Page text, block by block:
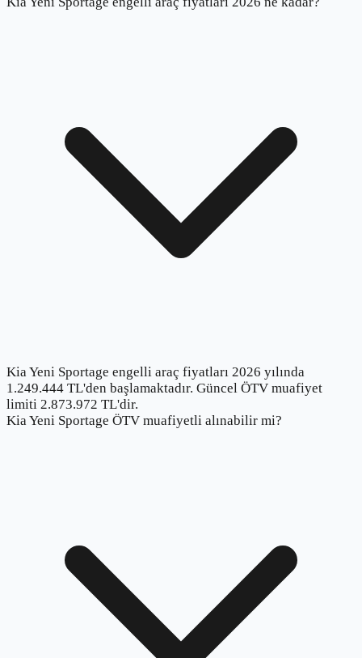
Kia Yeni Sportage engelli araç fiyatları 2026 yılında
1.249.444 TL'den başlamaktadır. Güncel ÖTV muafiyet
limiti 2.873.972 TL'dir.
Kia Yeni Sportage ÖTV muafiyetli alınabilir mi?